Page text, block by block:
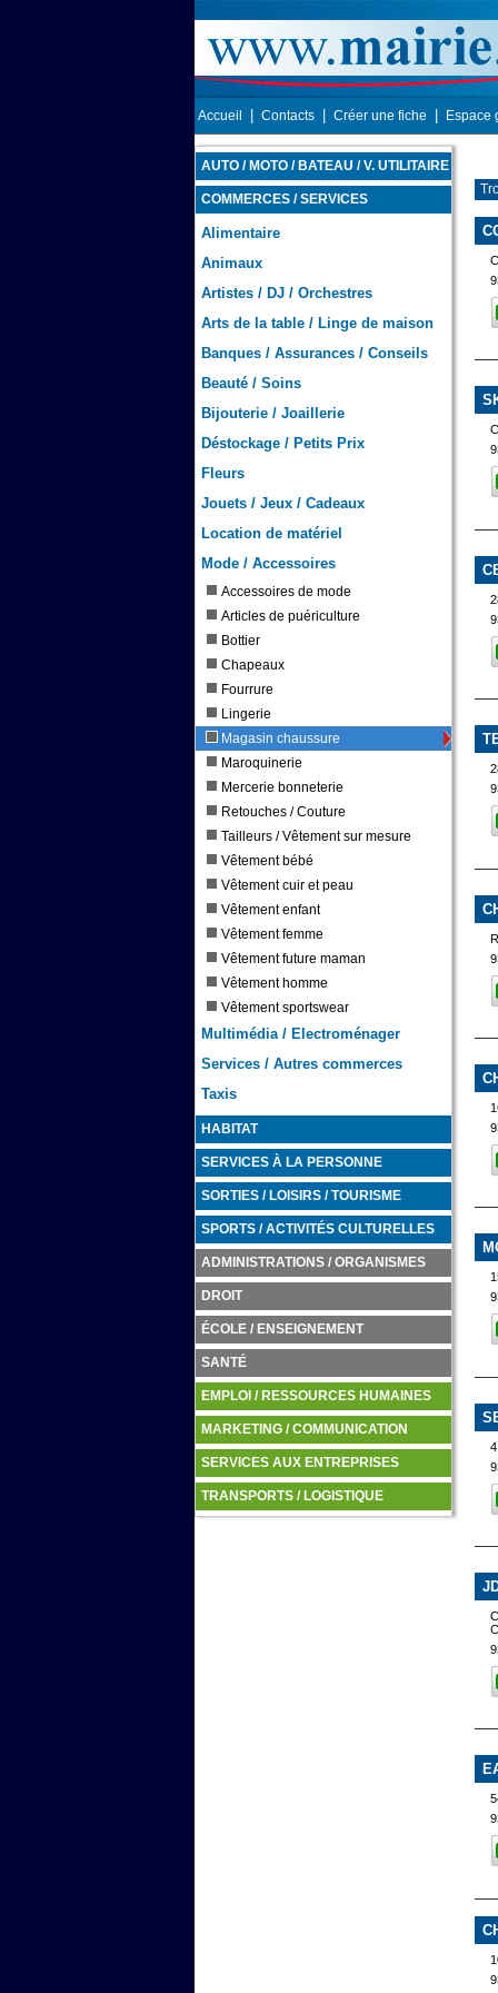
Accueil Contacts Créer une fiche Espace
AUTO / MOTO / BATEAU / V. UTILITAIRE
COMMERCES / SERVICES
Alimentaire
Animaux
Artistes / DJ / Orchestres
Arts de la table / Linge de maison
Banques / Assurances / Conseils
Beauté / Soins
Bijouterie / Joaillerie
Déstockage / Petits Prix
Fleurs
Jouets / Jeux / Cadeaux
Location de matériel
Mode / Accessoires
Accessoires de mode
Articles de puériculture
Bottier
Chapeaux
Fourrure
Lingerie
Magasin chaussure
Maroquinerie
Mercerie bonneterie
Retouches / Couture
Tailleurs / Vêtement sur mesure
Vêtement bébé
Vêtement cuir et peau
Vêtement enfant
Vêtement femme
Vêtement future maman
Vêtement homme
Vêtement sportswear
Multimédia / Electroménager
Services / Autres commerces
Taxis
HABITAT
SERVICES À LA PERSONNE
SORTIES / LOISIRS / TOURISME
SPORTS / ACTIVITÉS CULTURELLES
ADMINISTRATIONS / ORGANISMES
DROIT
ÉCOLE / ENSEIGNEMENT
SANTÉ
EMPLOI / RESSOURCES HUMAINES
MARKETING / COMMUNICATION
SERVICES AUX ENTREPRISES
TRANSPORTS / LOGISTIQUE